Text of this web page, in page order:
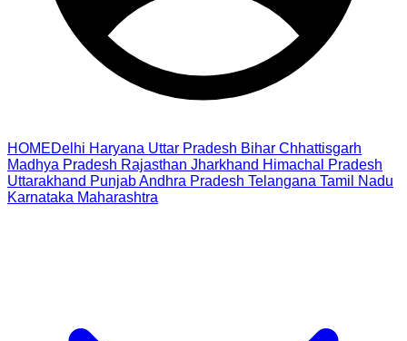
HOMEDelhi Haryana Uttar Pradesh Bihar Chhattisgarh
Madhya Pradesh Rajasthan Jharkhand Himachal Pradesh
Uttarakhand PunjabAndhra Pradesh Telangana Tamil Nadu
Karnataka Maharashtra